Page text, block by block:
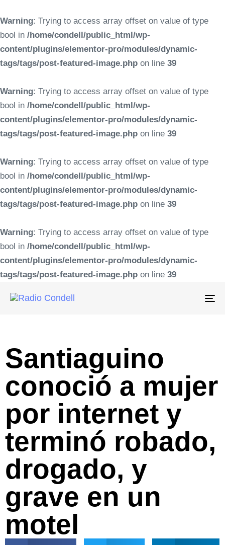
Warning: Trying to access array offset on value of type
bool in /home/condell/public_html/wp-
content/plugins/elementor-pro/modules/dynamic-
tags/tags/post-featured-image.php on line 39
Warning: Trying to access array offset on value of type
bool in /home/condell/public_html/wp-
content/plugins/elementor-pro/modules/dynamic-
tags/tags/post-featured-image.php on line 39
Warning: Trying to access array offset on value of type
bool in /home/condell/public_html/wp-
content/plugins/elementor-pro/modules/dynamic-
tags/tags/post-featured-image.php on line 39
Warning: Trying to access array offset on value of type
bool in /home/condell/public_html/wp-
content/plugins/elementor-pro/modules/dynamic-
tags/tags/post-featured-image.php on line 39
Santiaguino
conoció a mujer
por internet y
terminó robado,
drogado, y
grave en un
motel